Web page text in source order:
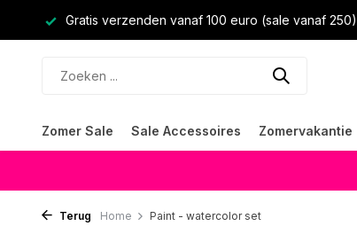
Gratis verzenden vanaf 100 euro (sale vanaf 250)
Zomer Sale Sale Accessoires Zomervakantie
Terug Home Paint - watercolor set